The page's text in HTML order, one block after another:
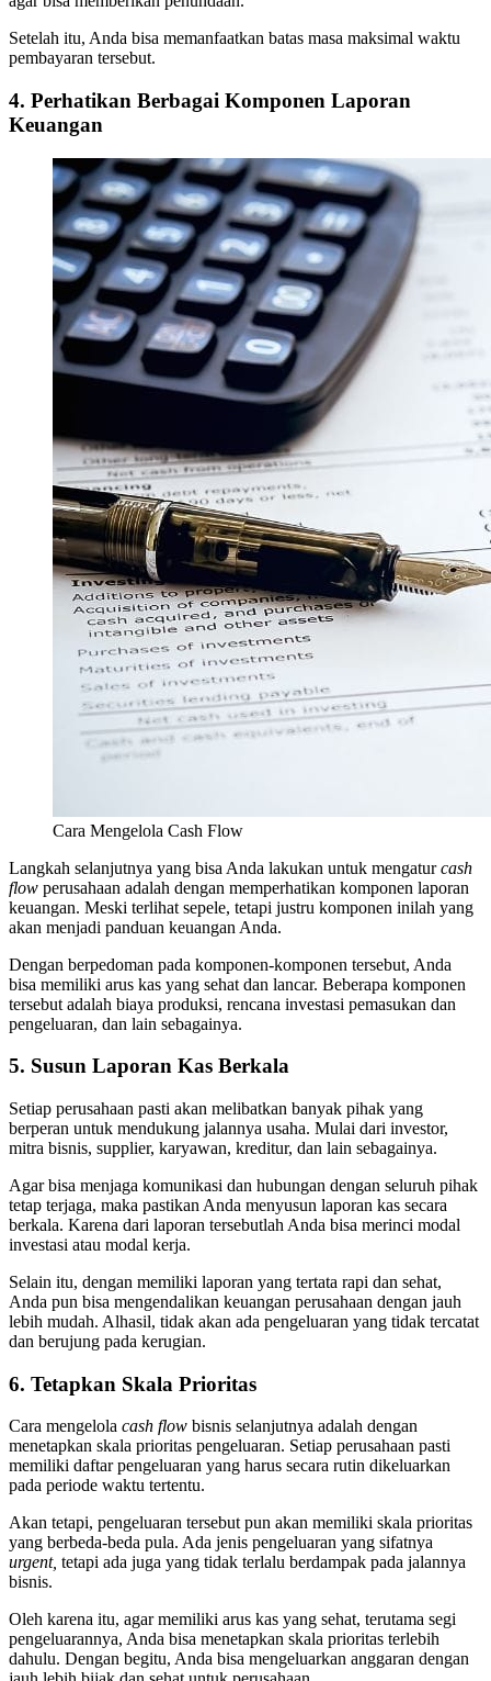
Setelah itu, Anda bisa memanfaatkan batas masa maksimal waktu
pembayaran tersebut.
4. Perhatikan Berbagai Komponen Laporan
Keuangan
Cara Mengelola Cash Flow
Langkah selanjutnya yang bisa Anda lakukan untuk mengaturcash
flow perusahaan adalah dengan memperhatikan komponen laporan
keuangan. Meski terlihat sepele, tetapi justru komponen inilah yang
akan menjadi panduan keuangan Anda.
Dengan berpedoman pada komponen-komponen tersebut, Anda
bisa memiliki arus kas yang sehat dan lancar. Beberapa komponen
tersebut adalah biaya produksi, rencana investasi pemasukan dan
pengeluaran, dan lain sebagainya.
5. Susun Laporan Kas Berkala
Setiap perusahaan pasti akan melibatkan banyak pihak yang
berperan untuk mendukung jalannya usaha. Mulai dari investor,
mitra bisnis, supplier, karyawan, kreditur, dan lain sebagainya.
Agar bisa menjaga komunikasi dan hubungan dengan seluruh pihak
tetap terjaga, maka pastikan Anda menyusun laporan kas secara
berkala. Karena dari laporan tersebutlah Anda bisa merinci modal
investasi atau modal kerja.
Selain itu, dengan memiliki laporan yang tertata rapi dan sehat,
Anda pun bisa mengendalikan keuangan perusahaan dengan jauh
lebih mudah. Alhasil, tidak akan ada pengeluaran yang tidak tercatat
dan berujung pada kerugian.
6. Tetapkan Skala Prioritas
Cara mengelola cash flow bisnis selanjutnya adalah dengan
menetapkan skala prioritas pengeluaran. Setiap perusahaan pasti
memiliki daftar pengeluaran yang harus secara rutin dikeluarkan
pada periode waktu tertentu.
Akan tetapi, pengeluaran tersebut pun akan memiliki skala prioritas
yang berbeda-beda pula. Ada jenis pengeluaran yang sifatnya
urgent, tetapi ada juga yang tidak terlalu berdampak pada jalannya
bisnis.
Oleh karena itu, agar memiliki arus kas yang sehat, terutama segi
pengeluarannya, Anda bisa menetapkan skala prioritas terlebih
dahulu. Dengan begitu, Anda bisa mengeluarkan anggaran dengan